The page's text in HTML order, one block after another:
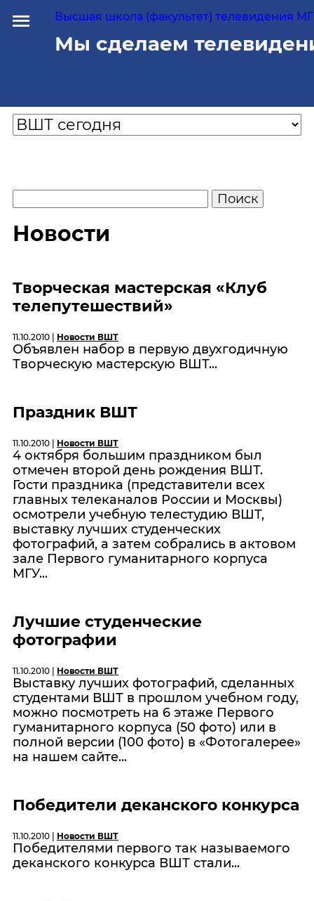
Высшая школа (факультет) телевидения
Мы сделаем
Новости
Творческая мастерская «Клуб
телепутешествий»
11.10.2010 | Новости ВШТ
Объявлен набор в первую двухгодичную
Творческую мастерскую ВШТ...
Праздник ВШТ
11.10.2010 | Новости ВШТ
4 октября большим праздником был
отмечен второй день рождения ВШТ.
Гости праздника (представители всех
главных телеканалов России и Москвы)
осмотрели учебную телестудию ВШТ,
выставку лучших студенческих
фотографий, а затем собрались в актовом
зале Первого гуманитарного корпуса
МГУ...
Лучшие студенческие
фотографии
11.10.2010 | Новости ВШТ
Выставку лучших фотографий, сделанных
студентами ВШТ в прошлом учебном году,
можно посмотреть на 6 этаже Первого
гуманитарного корпуса (50 фото) или в
полной версии (100 фото) в «Фотогалерее»
на нашем сайте...
Победители деканского конкурса
11.10.2010 | Новости ВШТ
Победителями первого так называемого
деканского конкурса ВШТ стали...